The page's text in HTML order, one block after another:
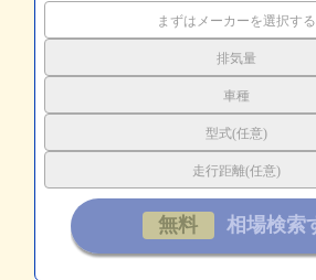
まずはメーカーを選択する
排気量
車種
型式(任意)
走行距離(任意)